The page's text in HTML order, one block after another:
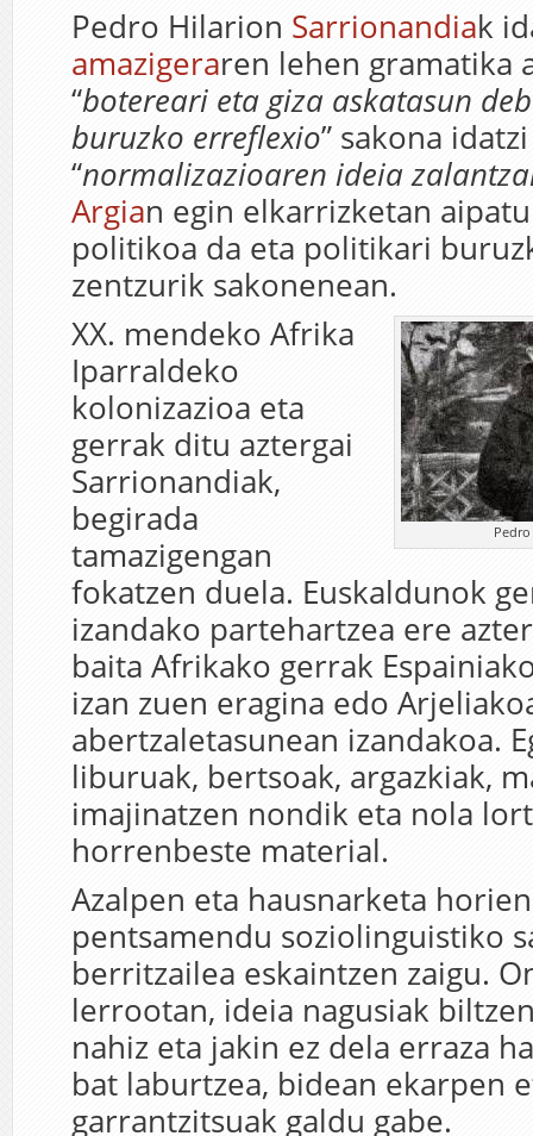
Pedro Hilarion Sarrionandiak
amazigeraren lehen gramatika
“botereari eta giza askatasun
buruzko erreflexio” sakona
“normalizazioaren ideia
Argian egin elkarrizketan
politikoa da eta politikari
zentzurik sakonenean.
XX. mendeko Afrika
Iparraldeko
kolonizazioa eta
gerrak ditu aztergai
Sarrionandiak,
begirada
tamazigengan
fokatzen duela. Euskaldunok
izandako partehartzea ere
baita Afrikako gerrak
izan zuen eragina edo
abertzaletasunean izandakoa.
liburuak, bertsoak, argazkiak,
imajinatzen nondik eta nola
horrenbeste material.
Azalpen eta hausnarketa
pentsamendu soziolinguistiko
berritzailea eskaintzen zaigu.
lerrootan, ideia nagusiak
nahiz eta jakin ez dela erraza
bat laburtzea, bidean ekarpen
garrantzitsuak galdu gabe.